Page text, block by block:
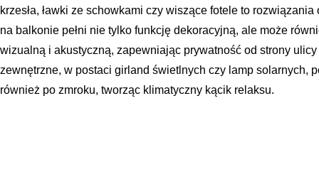
krzesła, ławki ze schowkami czy wiszące fotele to
na balkonie pełni nie tylko funkcję dekoracyjną, ale może
wizualną i akustyczną, zapewniając prywatność od strony
zewnętrzne, w postaci girland świetlnych czy lamp solarnych,
również po zmroku, tworząc klimatyczny kącik relaksu.